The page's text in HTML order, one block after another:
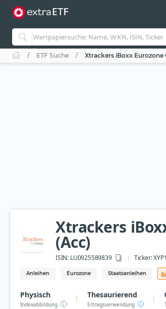
ETF Suche Xtrackers iBoxx Eurozone
Xtrackers
(Acc)
ISIN: LU0925589839 Ticker:XYP1
Anleihen Eurozone Staatsanleihen
Physisch
Indexabbildung
Thesaurierend
Ertragsverwendung